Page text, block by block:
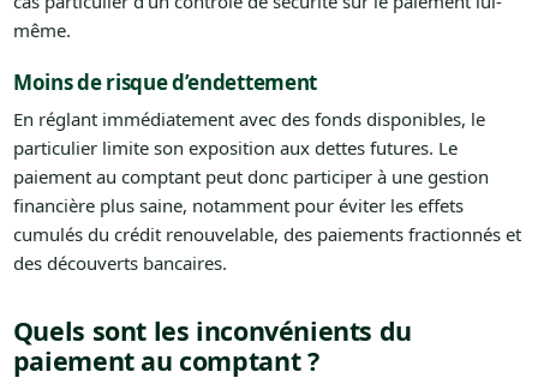
même.
Moins de risque d’endettement
En réglant immédiatement avec des fonds disponibles, le
particulier limite son exposition aux dettes futures. Le
paiement au comptant peut donc participer à une gestion
financière plus saine, notamment pour éviter les effets
cumulés du crédit renouvelable, des paiements fractionnés et
des découverts bancaires.
Quels sont les inconvénients du
paiement au comptant ?